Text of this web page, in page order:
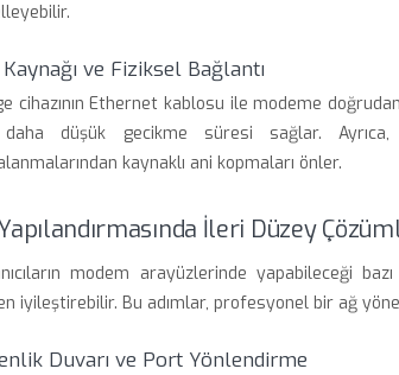
ve Fiziksel Bağlantı
cihazının Ethernet kablosu ile modeme
düşük gecikme süresi sağlar.
kaynaklı ani kopmaları önler.
İleri Düzey
modem arayüzlerinde yapabileceği
iyileştirebilir. Bu adımlar, profesyonel bir ağ
Duvarı ve Port Yönlendirme